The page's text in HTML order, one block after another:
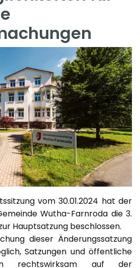
vom 30.01.2024 hat der
Wutha-Farnroda die 3.
Hauptsatzung beschlossen.
dieser Änderungssatzung
Satzungen und öffentliche
rechtswirksam auf der